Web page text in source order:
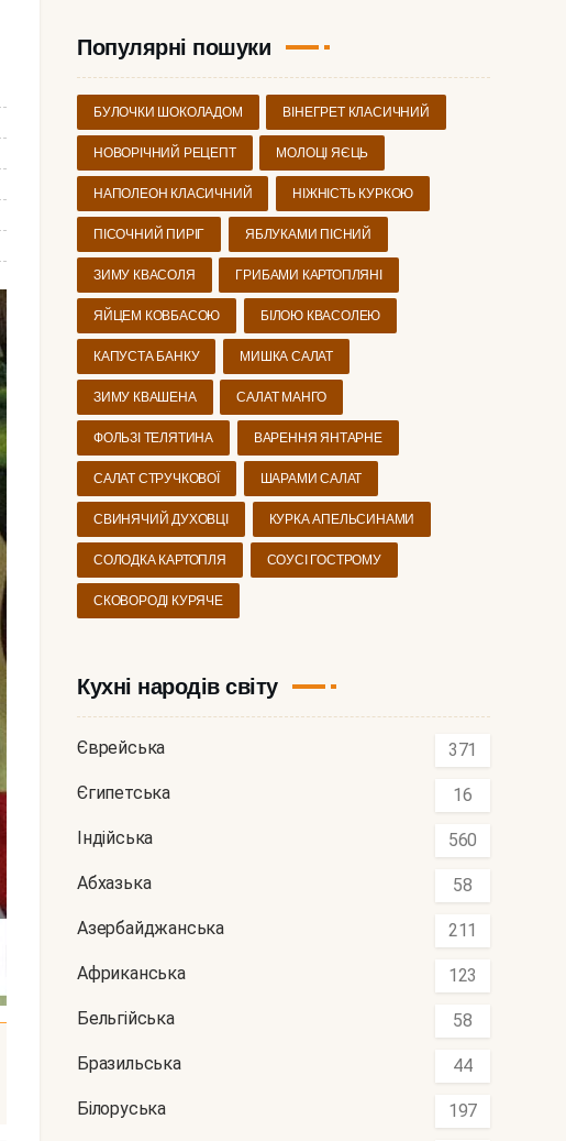
Популярні пошуки
БУЛОЧКИ ШОКОЛАДОМ ВІНЕГРЕТ КЛАСИЧНИЙ
НОВОРІЧНИЙ РЕЦЕПТ МОЛОЦІ ЯЄЦЬ
НАПОЛЕОН КЛАСИЧНИЙ НІЖНІСТЬ КУРКОЮ
ПІСОЧНИЙ ПИРІГ ЯБЛУКАМИ ПІСНИЙ
ЗИМУ КВАСОЛЯ ГРИБАМИ КАРТОПЛЯНІ
ЯЙЦЕМ КОВБАСОЮ БІЛОЮ КВАСОЛЕЮ
КАПУСТА БАНКУ МИШКА САЛАТ
ЗИМУ КВАШЕНА САЛАТ МАНГО
ФОЛЬЗІ ТЕЛЯТИНА ВАРЕННЯ ЯНТАРНЕ
САЛАТ СТРУЧКОВОЇ ШАРАМИ САЛАТ
СВИНЯЧИЙ ДУХОВЦІ КУРКА АПЕЛЬСИНАМИ
СОЛОДКА КАРТОПЛЯ СОУСІ ГОСТРОМУ
СКОВОРОДІ КУРЯЧЕ
Кухні народів світу
Єврейська 371
Єгипетська 16
Індійська 560
Абхазька 58
Азербайджанська 211
Африканська 123
Бельгійська 58
Бразильська 44
Білоруська 197